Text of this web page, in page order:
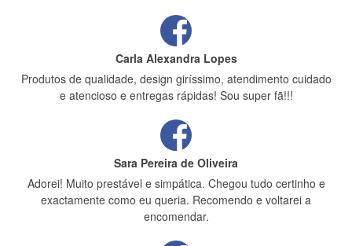
Carla Alexandra Lopes
Produtos de qualidade, design giríssimo, atendimento cuidado
e atencioso e entregas rápidas! Sou super fã!!!
Sara Pereira de Oliveira
Adorei! Muito prestável e simpática. Chegou tudo certinho e
exactamente como eu queria. Recomendo e voltarei a
encomendar.